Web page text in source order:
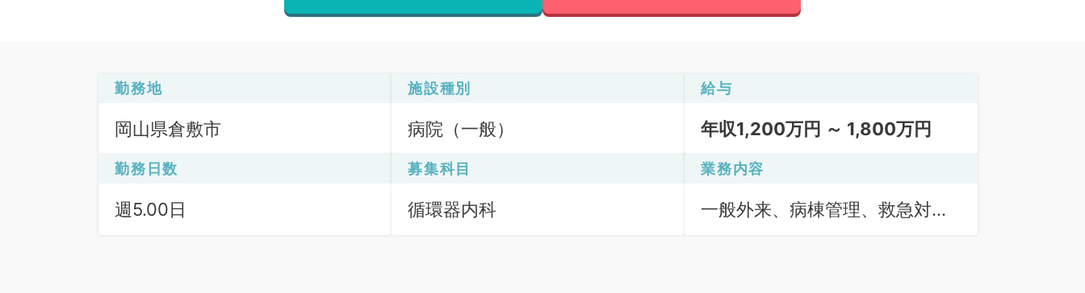
勤務地
岡山県倉敷市
施設種別
病院（一般）
給与
年収1,200万円 ～ 1,800万円
勤務日数
週5.00日
募集科目
循環器内科
業務内容
一般外来、病棟管理、救急対